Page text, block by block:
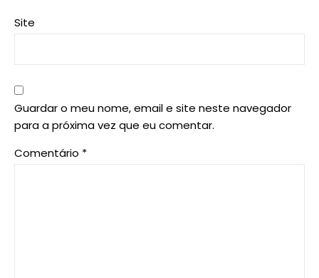
Site
Guardar o meu nome, email e site neste navegador
para a próxima vez que eu comentar.
Comentário *